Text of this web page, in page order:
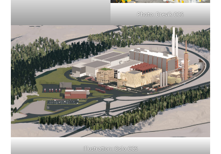
Photo: Brevik CCS
Illustration: Oslo CCS